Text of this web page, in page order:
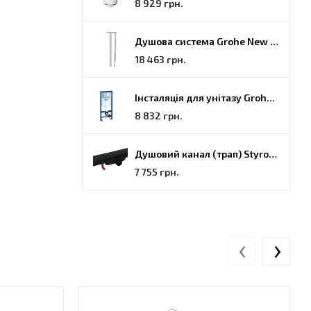
8 929 грн.
Душова система Grohe New Tempesta Cosmopolitan (27922000)
18 463 грн.
Інсталяція для унітазу Grohe Rapid SL (38772001)
8 832 грн.
Душовий канал (трап) Styron, решітка Гармонія, 70 (STY-H-70-FF)
7 755 грн.
‹ ›